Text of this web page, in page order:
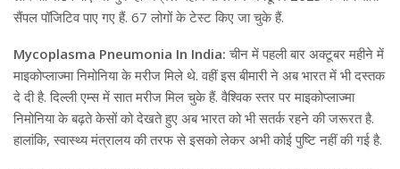
सैंपल पॉजिटिव पाए गए हैं. 67 लोगों के टेस्ट किए जा चुके हैं.
Mycoplasma Pneumonia In India: चीन में पहली बार अक्टूबर महीने में
माइकोप्लाज्मा निमोनिया के मरीज मिले थे. वहीं इस बीमारी ने अब भारत में भी दस्तक
दे दी है. दिल्ली एम्स में सात मरीज मिल चुके हैं. वैश्विक स्तर पर माइकोप्लाज्मा
निमोनिया के बढ़ते केसों को देखते हुए अब भारत को भी सतर्क रहने की जरूरत है.
हालांकि, स्वास्थ्य मंत्रालय की तरफ से इसको लेकर अभी कोई पुष्टि नहीं की गई है.